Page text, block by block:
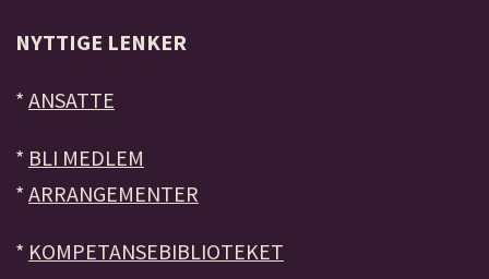
NYTTIGE LENKER
* ANSATTE
* BLI MEDLEM
* ARRANGEMENTER
* KOMPETANSEBIBLIOTEKET